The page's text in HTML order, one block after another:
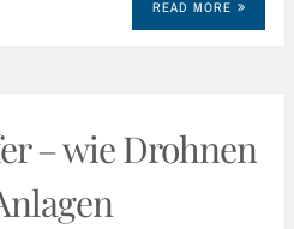
READ MORE
– wie Drohnen